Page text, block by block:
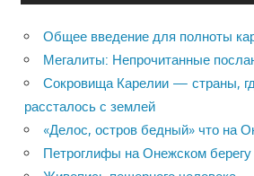
Общее введение для полноты
Мегалиты: Непрочитанные
Сокровища Карелии — страны,
рассталось с землей
«Делос, остров бедный» что на
Петроглифы на Онежском берегу